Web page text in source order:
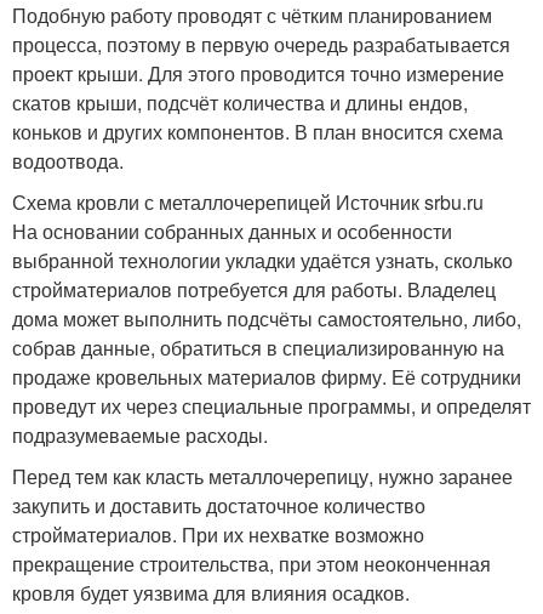
Подобную работу проводят с чётким планированием
процесса, поэтому в первую очередь разрабатывается
проект крыши. Для этого проводится точно измерение
скатов крыши, подсчёт количества и длины ендов,
коньков и других компонентов. В план вносится схема
водоотвода.
Схема кровли с металлочерепицей Источник srbu.ru
На основании собранных данных и особенности
выбранной технологии укладки удаётся узнать, сколько
стройматериалов потребуется для работы. Владелец
дома может выполнить подсчёты самостоятельно, либо,
собрав данные, обратиться в специализированную на
продаже кровельных материалов фирму. Её сотрудники
проведут их через специальные программы, и определят
подразумеваемые расходы.
Перед тем как класть металлочерепицу, нужно заранее
закупить и доставить достаточное количество
стройматериалов. При их нехватке возможно
прекращение строительства, при этом неоконченная
кровля будет уязвима для влияния осадков.